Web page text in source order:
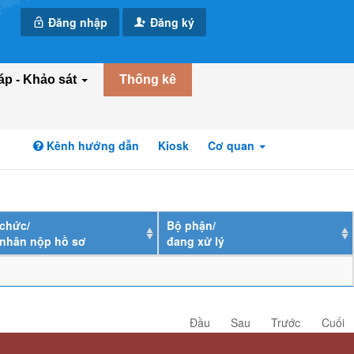
Đăng nhập Đăng ký
- Khảo sát Thống kê
Kênh hướng dẫn Kiosk Cơ quan
nộp hồ sơ
Bộ phận/
đang xử lý
Đầu Sau Trước Cuối